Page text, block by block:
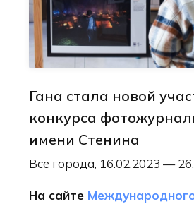
Гана стала новой
конкурса
имени Стенина
Все города, 16.02.2023 —
На сайте